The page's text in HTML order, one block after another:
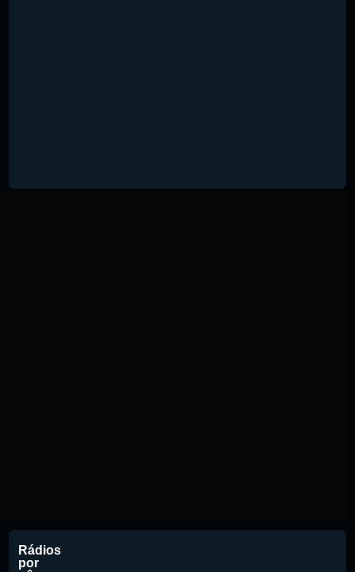
Rádios
por